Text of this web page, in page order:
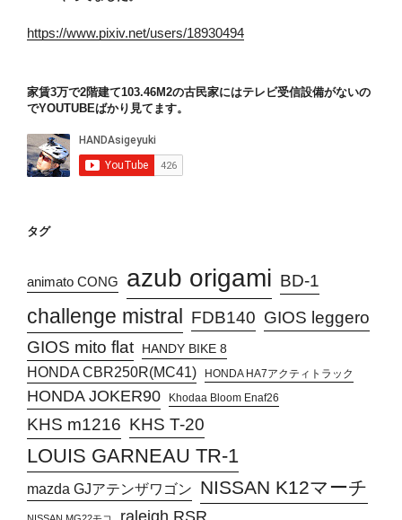
https://www.pixiv.net/users/18930494
家賃3万で2階建て103.46M2の古民家にはテレビ受信設備がないの
でYOUTUBEばかり見てます。
タグ
animato CONG azub origami BD-1
challenge mistral FDB140 GIOS leggero
GIOS mito flat
HANDY BIKE 8
HONDA CBR250R(MC41) HONDA HA7アクティトラック
HONDA JOKER90 Khodaa Bloom Enaf26
KHS m1216 KHS T-20
LOUIS GARNEAU TR-1
mazda GJアテンザワゴン NISSAN K12マーチ
raleigh RSR